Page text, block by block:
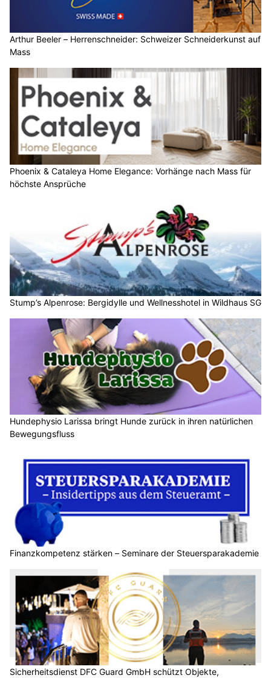
Arthur Beeler – Herrenschneider: Schweizer Schneiderkunst auf
Mass
Phoenix & Cataleya Home Elegance: Vorhänge nach Mass für
höchste Ansprüche
Stump’s Alpenrose: Bergidylle und Wellnesshotel in Wildhaus SG
Hundephysio Larissa bringt Hunde zurück in ihren natürlichen
Bewegungsfluss
Finanzkompetenz stärken – Seminare der Steuersparakademie
Sicherheitsdienst DFC Guard GmbH schützt Objekte,